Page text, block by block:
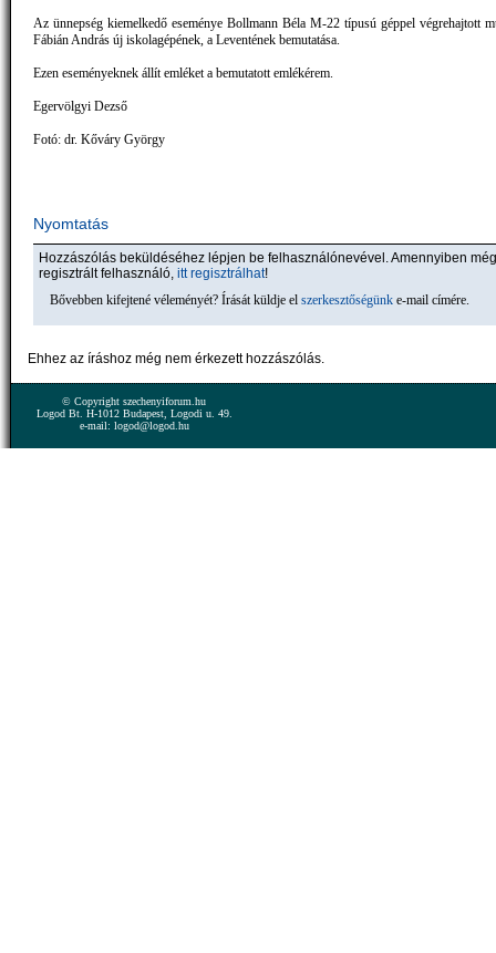
Az ünnepség kiemelkedő eseménye Bollmann Béla M-22 típusú géppel végrehajtott
Fábián András új iskolagépének, a Leventének bemutatása.
Ezen eseményeknek állít emléket a bemutatott emlékérem.
Egervölgyi Dezső
Fotó: dr. Kőváry György
Nyomtatás
Hozzászólás beküldéséhez lépjen be felhasználónevével. Amennyiben
regisztrált felhasználó, itt regisztrálhat!
Bővebben kifejtené véleményét? Írását küldje el szerkesztőségünk e-mail címére.
Ehhez az íráshoz még nem érkezett hozzászólás.
© Copyright szechenyiforum.hu
Logod Bt. H-1012 Budapest, Logodi u. 49.
e-mail: logod@logod.hu